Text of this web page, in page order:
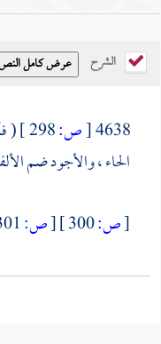
الشرح
4638
[ص: (
الحاء ، والأجود ضم
[ص: [ص: